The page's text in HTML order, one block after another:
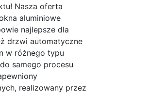
Nasza oferta
aluminiowe
najlepsze dla
drzwi automatyczne
w różnego typu
samego procesu
realizowany przez